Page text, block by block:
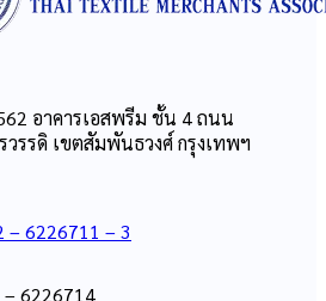
อาคารเอสพรีม ชั้น 4 ถนน
วรรดิ เขตสัมพันธวงศ์ กรุงเทพฯ
– 6226711 – 3
– 6226714